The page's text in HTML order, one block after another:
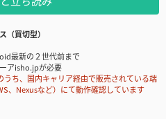
（買切型）
最新の２世代前まで
アisho.jpが必要
ち、国内キャリア経由で販売されている端
、Nexusなど）にて動作確認しています